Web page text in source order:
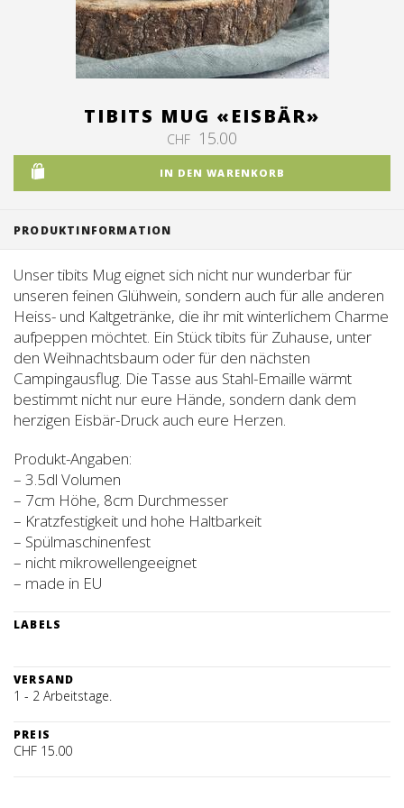
Tischreservation
TIBITS MUG «EISBÄR»
CHF 15.00
IN DEN WARENKORB
PRODUKTINFORMATION
Unser tibits Mug eignet sich nicht nur wunderbar für
unseren feinen Glühwein, sondern auch für alle anderen
Heiss- und Kaltgetränke, die ihr mit winterlichem Charme
aufpeppen möchtet. Ein Stück tibits für Zuhause, unter
den Weihnachtsbaum oder für den nächsten
Campingausflug. Die Tasse aus Stahl-Emaille wärmt
bestimmt nicht nur eure Hände, sondern dank dem
herzigen Eisbär-Druck auch eure Herzen.
Produkt-Angaben:
– 3.5dl Volumen
– 7cm Höhe, 8cm Durchmesser
– Kratzfestigkeit und hohe Haltbarkeit
– Spülmaschinenfest
– nicht mikrowellengeeignet
– made in EU
LABELS
VERSAND
1 - 2 Arbeitstage.
PREIS
CHF 15.00